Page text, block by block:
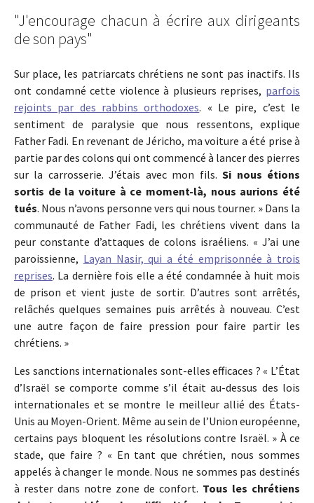
"J'encourage chacun à écrire aux dirigeants
de son pays"
Sur place, les patriarcats chrétiens ne sont pas inactifs. Ils
ont condamné cette violence à plusieurs reprises, parfois
rejoints par des rabbins orthodoxes. « Le pire, c’est le
sentiment de paralysie que nous ressentons, explique
Father Fadi. En revenant de Jéricho, ma voiture a été prise à
partie par des colons qui ont commencé à lancer des pierres
sur la carrosserie. J’étais avec mon fils.Si nous étions
sortis de la voiture à ce moment-là, nous aurions été
tués. Nous n’avons personne vers qui nous tourner. » Dans la
communauté de Father Fadi, les chrétiens vivent dans la
peur constante d’attaques de colons israéliens. « J’ai une
paroissienne, Layan Nasir, qui a été emprisonnée à trois
reprises. La dernière fois elle a été condamnée à huit mois
de prison et vient juste de sortir. D’autres sont arrêtés,
relâchés quelques semaines puis arrêtés à nouveau. C’est
une autre façon de faire pression pour faire partir les
chrétiens. »
Les sanctions internationales sont-elles efficaces ? « L’État
d’Israël se comporte comme s’il était au-dessus des lois
internationales et se montre le meilleur allié des États-
Unis au Moyen-Orient. Même au sein de l’Union européenne,
certains pays bloquent les résolutions contre Israël. » À ce
stade, que faire ? « En tant que chrétien, nous sommes
appelés à changer le monde. Nous ne sommes pas destinés
à rester dans notre zone de confort. Tous les chrétiens